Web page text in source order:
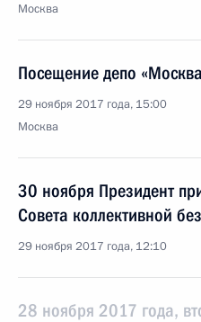
Москва
Посещение депо
29 ноября 2017 года, 15:00
Москва
30 ноября Президент
Совета коллективной
29 ноября 2017 года, 12:10
28 ноября 2017 года,